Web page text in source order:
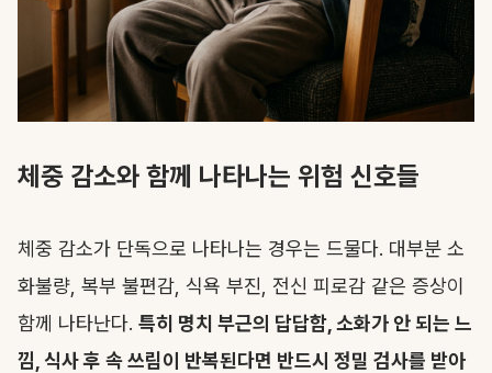
체중 감소와 함께 나타나는 위험 신호들
체중 감소가 단독으로 나타나는 경우는 드물다. 대부분 소
화불량, 복부 불편감, 식욕 부진, 전신 피로감 같은 증상이
함께 나타난다. 특히 명치 부근의 답답함, 소화가 안 되는 느
낌, 식사 후 속 쓰림이 반복된다면 반드시 정밀 검사를 받아